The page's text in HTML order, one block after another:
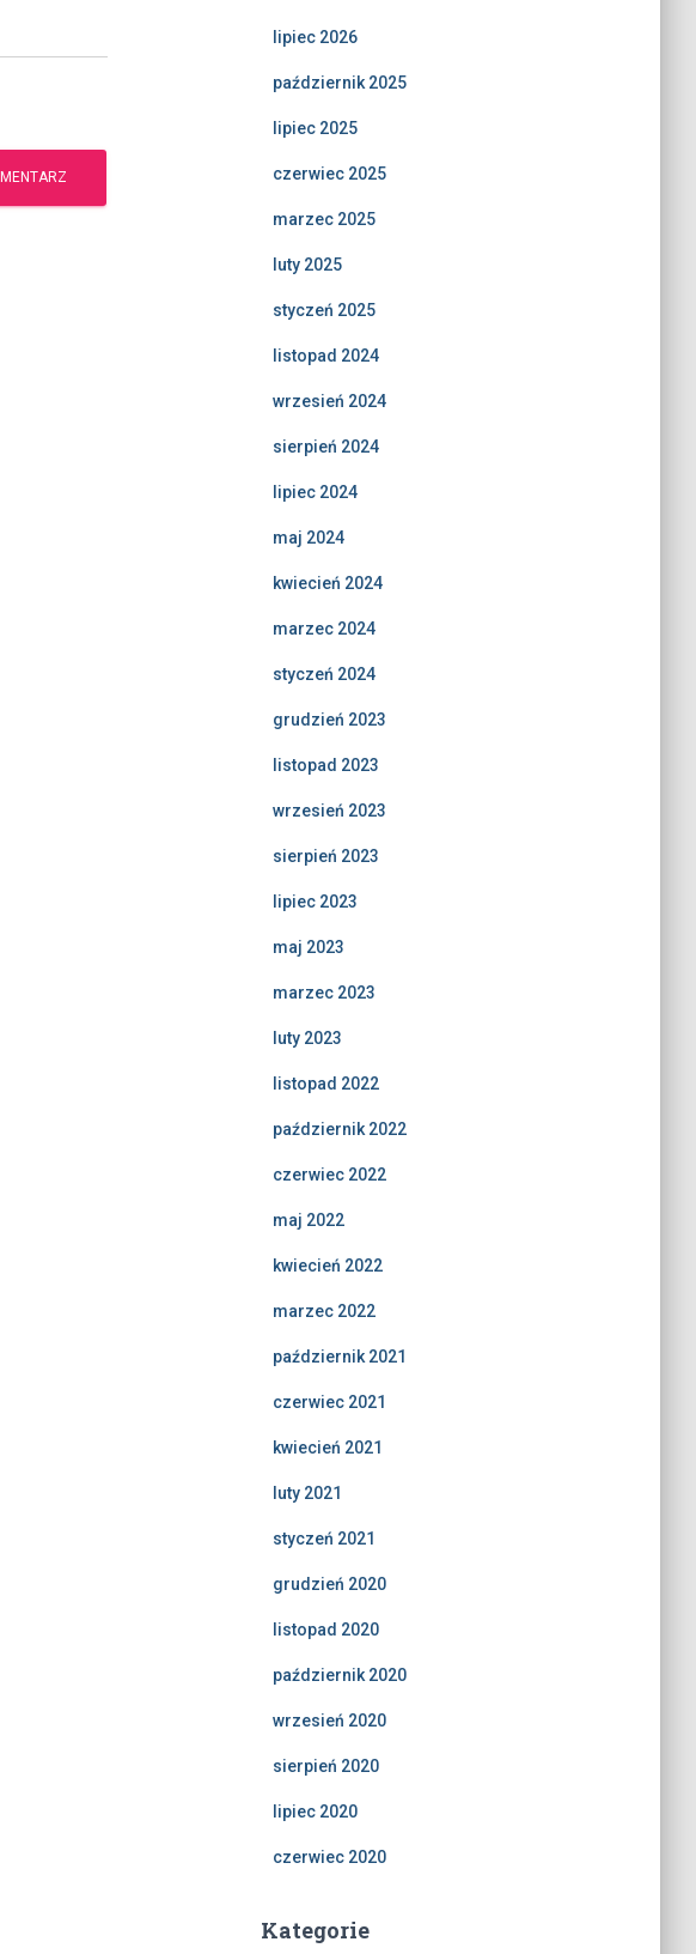
lipiec 2026
październik 2025
lipiec 2025
czerwiec 2025
marzec 2025
luty 2025
styczeń 2025
listopad 2024
wrzesień 2024
sierpień 2024
lipiec 2024
maj 2024
kwiecień 2024
marzec 2024
styczeń 2024
grudzień 2023
listopad 2023
wrzesień 2023
sierpień 2023
lipiec 2023
maj 2023
marzec 2023
luty 2023
listopad 2022
październik 2022
czerwiec 2022
maj 2022
kwiecień 2022
marzec 2022
październik 2021
czerwiec 2021
kwiecień 2021
luty 2021
styczeń 2021
grudzień 2020
listopad 2020
październik 2020
wrzesień 2020
sierpień 2020
lipiec 2020
czerwiec 2020
Kategorie